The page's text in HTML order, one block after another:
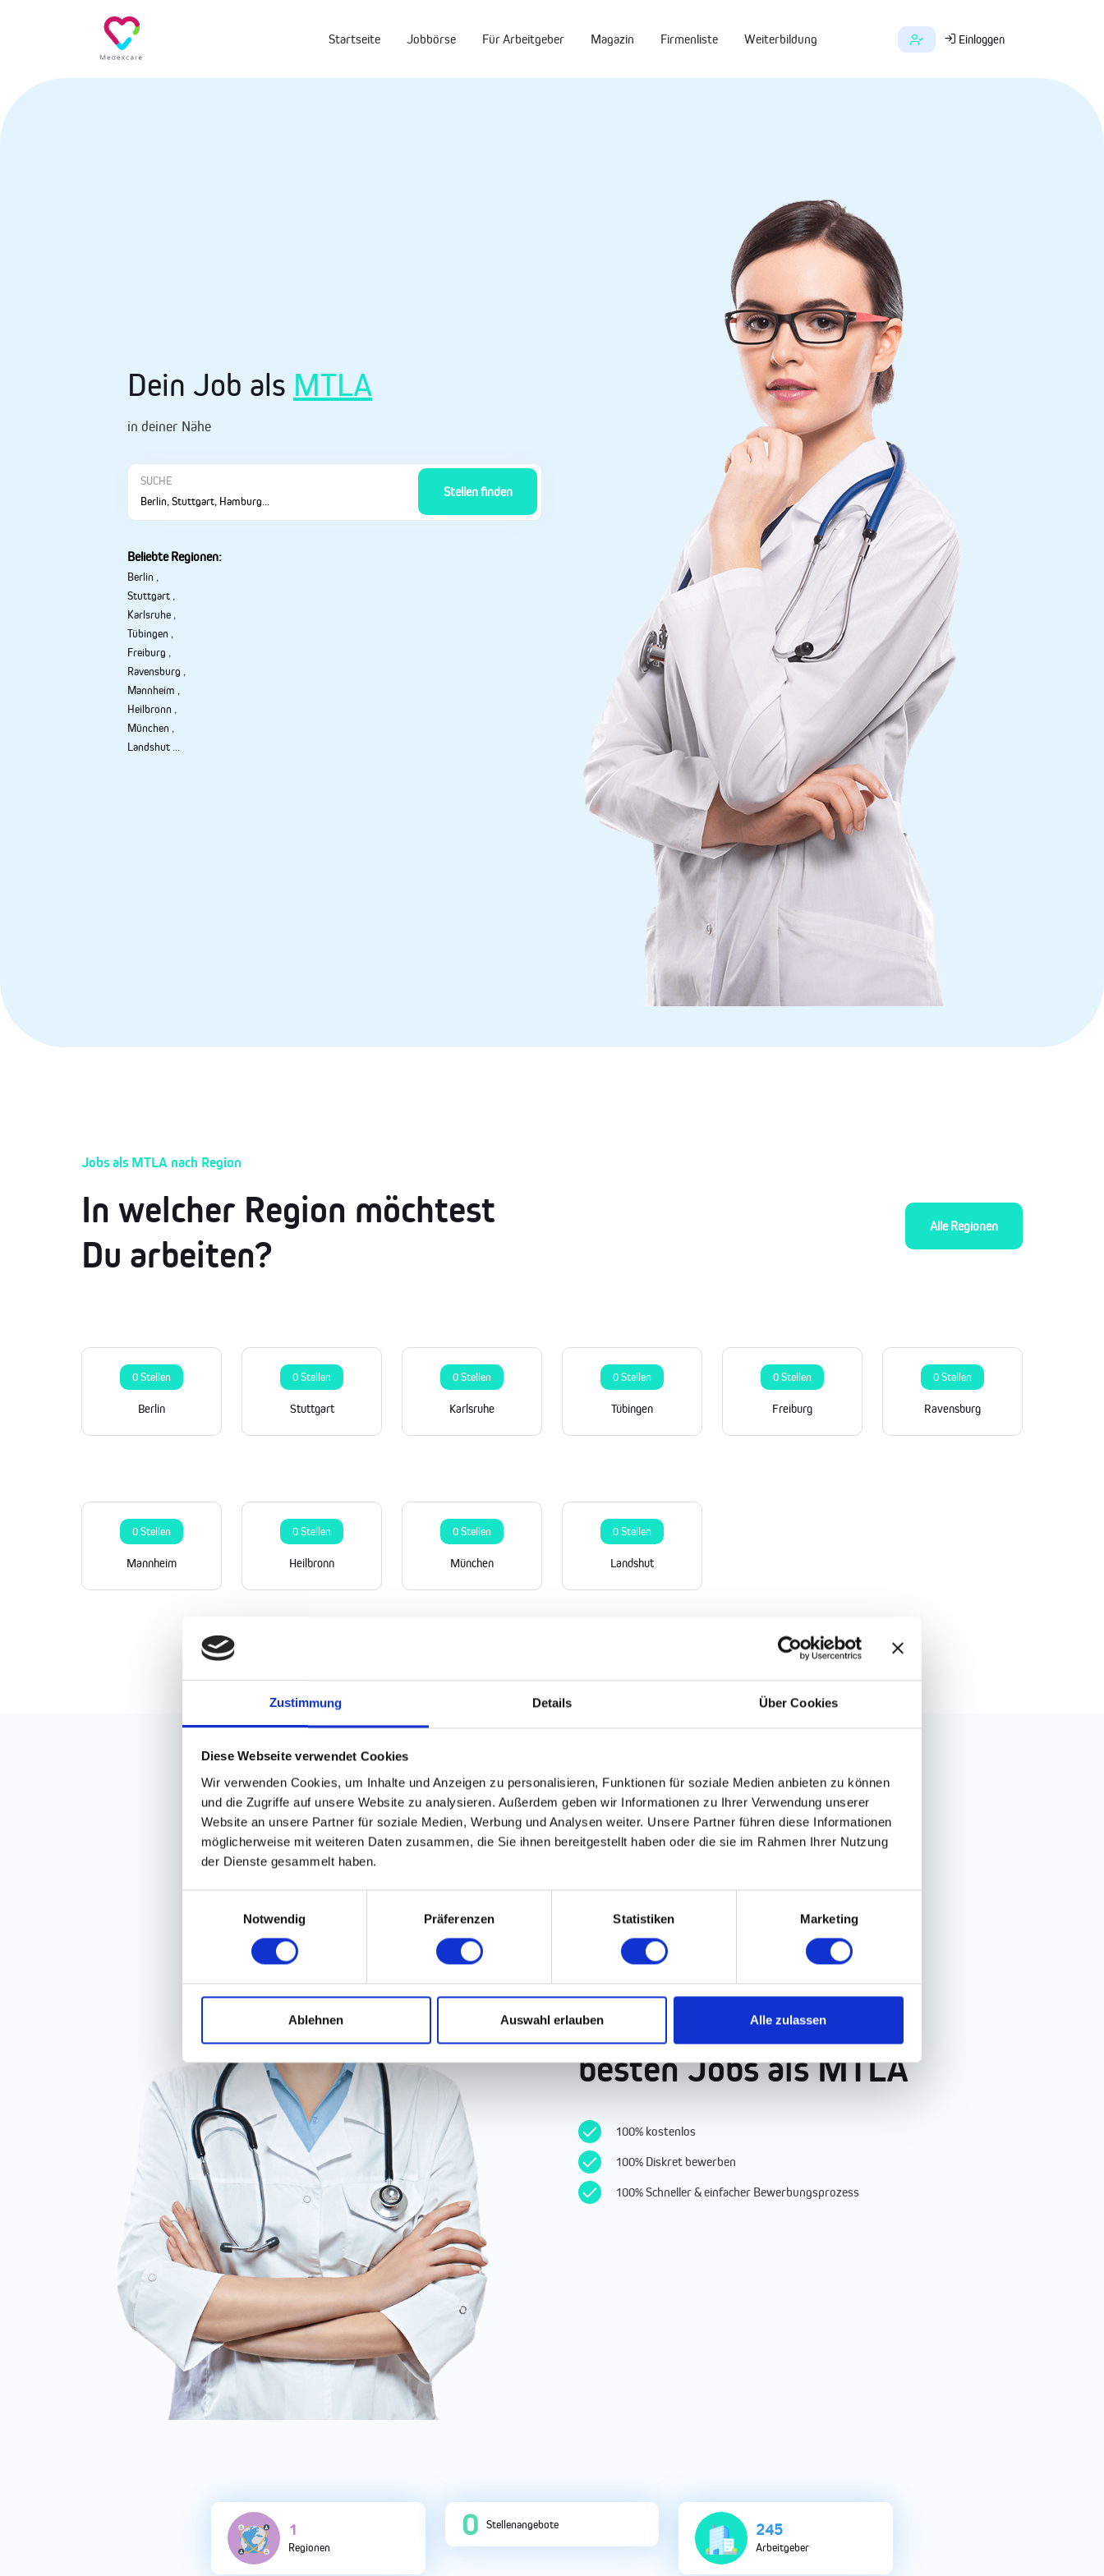
Zustimmung Details Über Cookies
Diese Webseite verwendet Cookies
Wir verwenden Cookies, um Inhalte und Anzeigen zu personalisieren, Funktionen für soziale Medien anbieten zu können
und die Zugriffe auf unsere Website zu analysieren. Außerdem geben wir Informationen zu Ihrer Verwendung unserer
Website an unsere Partner für soziale Medien, Werbung und Analysen weiter. Unsere Partner führen diese Informationen
möglicherweise mit weiteren Daten zusammen, die Sie ihnen bereitgestellt haben oder die sie im Rahmen Ihrer Nutzung
der Dienste gesammelt haben.
Notwendig
Präferenzen Statistiken Marketing
Ablehnen Auswahl erlauben Alle zulassen
Startseite Jobbörse Für Arbeitgeber Magazin Firmenliste Weiterbildung Einloggen
Dein Job als MTLA
in deiner Nähe
SUCHE
Stellen finden
Beliebte Regionen:
Berlin ,
Stuttgart ,
Karlsruhe ,
Tübingen ,
Freiburg ,
Ravensburg ,
Mannheim ,
Heilbronn ,
München ,
Landshut
Jobs als MTLA nach Region
In welcher Region möchtest
Du arbeiten?
Alle Regionen
0 Stellen
Berlin
0 Stellen
Stuttgart
0 Stellen
Karlsruhe
0 Stellen
Tübingen
0 Stellen
Freiburg
0 Stellen
Ravensburg
0 Stellen
Mannheim
0 Stellen
Heilbronn
0 Stellen
München
0 Stellen
Landshut
Finde die
besten Jobs als MTLA
100% kostenlos
100% Diskret bewerben
100% Schneller & einfacher Bewerbungsprozess
4
Regionen
0 Stellenangebote 795
Arbeitgeber